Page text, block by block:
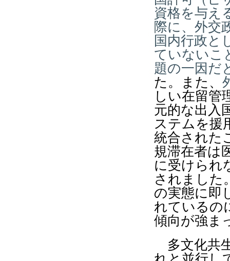
資格を与え
際に、外交
国内行政と
ていないこ
題の一因だ
た。また、
しい在留管
元的な出入
ステムを援
統合された
規滞在者は
に受けられ
されました
の実態に即
れているの
傾向が強ま
多文化共